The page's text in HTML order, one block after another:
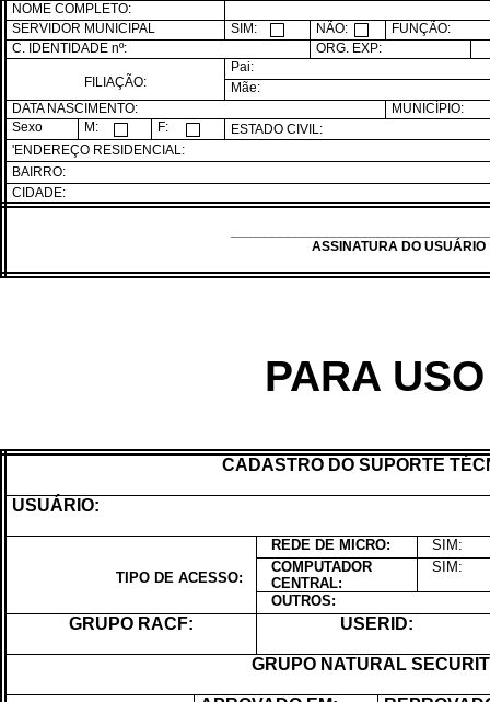
NOME COMPLETO:
SERVIDOR MUNICIPAL
SIM: NÃO:
FUNÇÃO:
C. IDENTIDADE nº:
ORG. EXP:
FILIAÇÃO:
Pai:
Mãe:
DATA NASCIMENTO:
MUNICÍPIO:
Sexo
M: F:
ESTADO CIVIL:
'ENDEREÇO RESIDENCIAL:
BAIRRO:
CIDADE:
ASSINATURA DO USUÁRIO
PARA
CADASTRO DO SUPORTE
USUÁRIO:
TIPO DE ACESSO:
REDE DE MICRO:
SIM:
COMPUTADOR
CENTRAL:
SIM:
OUTROS:
GRUPO RACF: USERID:
GRUPO NATURAL